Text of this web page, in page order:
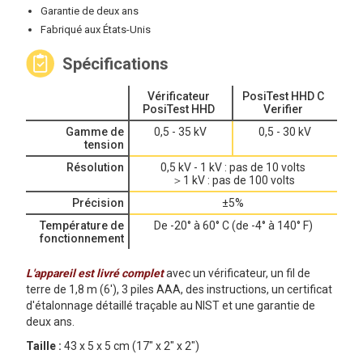
Garantie de deux ans
Fabriqué aux États-Unis
Spécifications
Gamme de
tension
Vérificateur
PosiTest HHD
PosiTest HHD C
Verifier
0,5 - 35 kV
0,5 - 30 kV
Résolution
0,5 kV - 1 kV : pas de 10 volts
＞1 kV : pas de 100 volts
Précision
±5%
Température de
fonctionnement
De -20° à 60° C (de -4° à 140° F)
L'appareil est livré completavec un vérificateur, un fil de
terre de 1,8 m (6'), 3 piles AAA, des instructions, un certificat
d'étalonnage détaillé traçable au NIST et une garantie de
deux ans.
Taille : 43 x 5 x 5 cm (17" x 2" x 2")